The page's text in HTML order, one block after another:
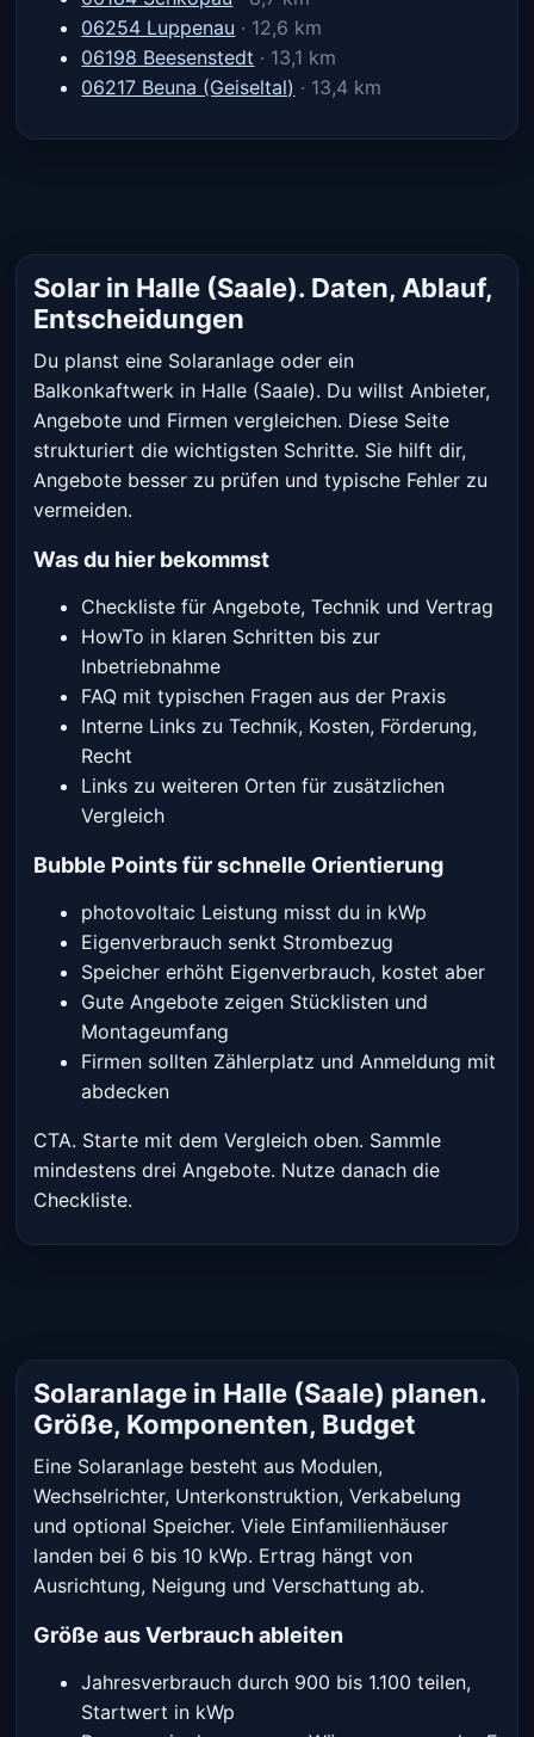
06254 Luppenau · 12,6 km
06198 Beesenstedt · 13,1 km
06217 Beuna (Geiseltal) · 13,4 km
Solar in Halle (Saale). Daten, Ablauf,
Entscheidungen
Du planst eine Solaranlage oder ein
Balkonkaftwerk in Halle (Saale). Du willst Anbieter,
Angebote und Firmen vergleichen. Diese Seite
strukturiert die wichtigsten Schritte. Sie hilft dir,
Angebote besser zu prüfen und typische Fehler zu
vermeiden.
Was du hier bekommst
Checkliste für Angebote, Technik und Vertrag
HowTo in klaren Schritten bis zur
Inbetriebnahme
FAQ mit typischen Fragen aus der Praxis
Interne Links zu Technik, Kosten, Förderung,
Recht
Links zu weiteren Orten für zusätzlichen
Vergleich
Bubble Points für schnelle Orientierung
photovoltaic Leistung misst du in kWp
Eigenverbrauch senkt Strombezug
Speicher erhöht Eigenverbrauch, kostet aber
Gute Angebote zeigen Stücklisten und
Montageumfang
Firmen sollten Zählerplatz und Anmeldung mit
abdecken
CTA. Starte mit dem Vergleich oben. Sammle
mindestens drei Angebote. Nutze danach die
Checkliste.
Solaranlage in Halle (Saale) planen.
Größe, Komponenten, Budget
Eine Solaranlage besteht aus Modulen,
Wechselrichter, Unterkonstruktion, Verkabelung
und optional Speicher. Viele Einfamilienhäuser
landen bei 6 bis 10 kWp. Ertrag hängt von
Ausrichtung, Neigung und Verschattung ab.
Größe aus Verbrauch ableiten
Jahresverbrauch durch 900 bis 1.100 teilen,
Startwert in kWp